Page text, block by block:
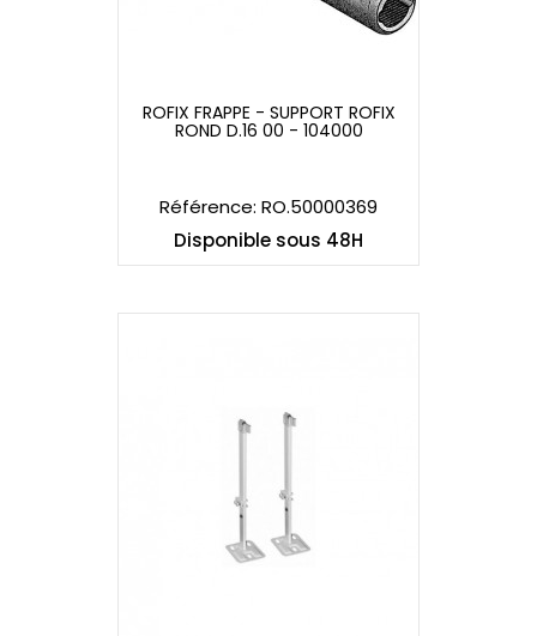
ROFIX FRAPPE - SUPPORT ROFIX
ROND D.16 00 - 104000
Référence: RO.50000369
Disponible sous 48H